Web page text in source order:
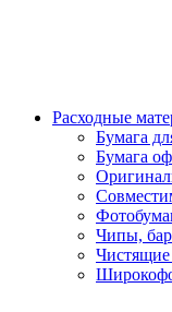
Расходные
Бумага
Бумага
Чипы,
Чистящие